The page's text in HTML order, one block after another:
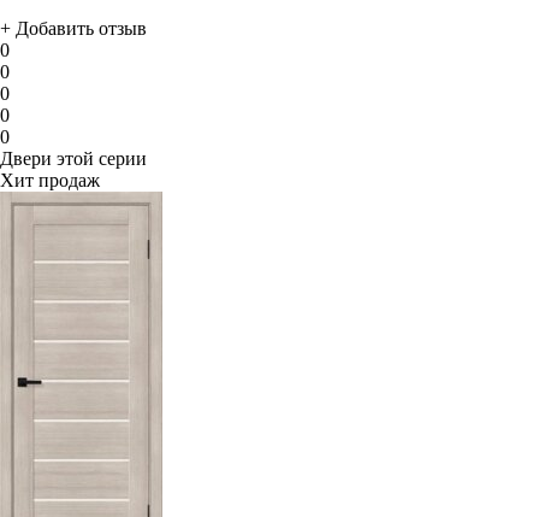
+ Добавить отзыв
0
0
0
0
0
Двери этой серии
Хит продаж